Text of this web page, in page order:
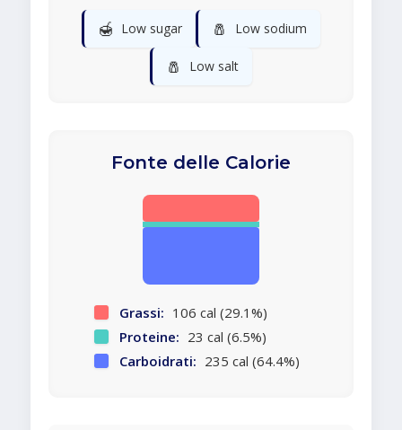
🍯 Low sugar 🧂 Low sodium
🧂 Low salt
Fonte delle Calorie
Grassi: 106 cal (29.1%)
Proteine: 23 cal (6.5%)
Carboidrati: 235 cal (64.4%)